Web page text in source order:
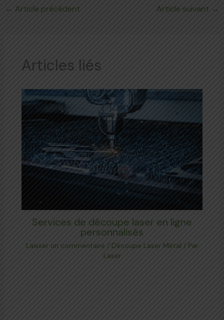
← Article précédent Article suivant →
Articles liés
Services de découpe laser en ligne
personnalisés
Laisser un commentaire / Découpe Laser Métal / Par
Laser